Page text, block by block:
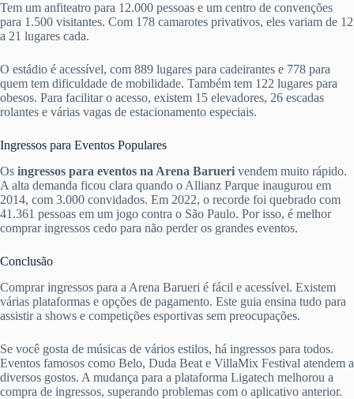
Tem um anfiteatro para 12.000 pessoas e um centro de convenções
para 1.500 visitantes. Com 178 camarotes privativos, eles variam de 12
a 21 lugares cada.
O estádio é acessível, com 889 lugares para cadeirantes e 778 para
quem tem dificuldade de mobilidade. Também tem 122 lugares para
obesos. Para facilitar o acesso, existem 15 elevadores, 26 escadas
rolantes e várias vagas de estacionamento especiais.
Ingressos para Eventos Populares
Os ingressos para eventos na Arena Barueri vendem muito rápido.
A alta demanda ficou clara quando o Allianz Parque inaugurou em
2014, com 3.000 convidados. Em 2022, o recorde foi quebrado com
41.361 pessoas em um jogo contra o São Paulo. Por isso, é melhor
comprar ingressos cedo para não perder os grandes eventos.
Conclusão
Comprar ingressos para a Arena Barueri é fácil e acessível. Existem
várias plataformas e opções de pagamento. Este guia ensina tudo para
assistir a shows e competições esportivas sem preocupações.
Se você gosta de músicas de vários estilos, há ingressos para todos.
Eventos famosos como Belo, Duda Beat e VillaMix Festival atendem a
diversos gostos. A mudança para a plataforma Ligatech melhorou a
compra de ingressos, superando problemas com o aplicativo anterior.